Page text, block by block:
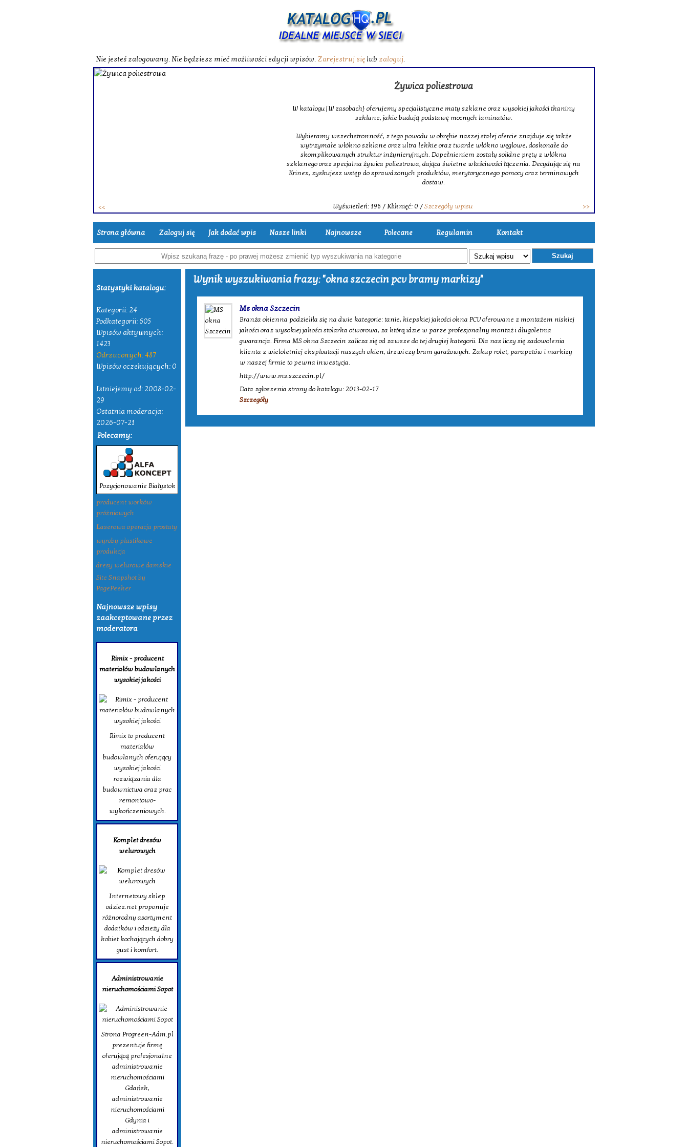
Nie jesteś zalogowany. Nie będziesz mieć możliwości edycji wpisów. Zarejestruj się lub zaloguj.
Żywica poliestrowa
W katalogu|W zasobach} oferujemy specjalistyczne maty szklane oraz wysokiej jakości tkaniny
szklane, jakie budują podstawę mocnych laminatów.
Wybieramy wszechstronność, z tego powodu w obrębie naszej stałej ofercie znajduje się także
wytrzymałe włókno szklane oraz ultra lekkie oraz twarde włókno węglowe, doskonałe do
skomplikowanych struktur inżynieryjnych. Dopełnieniem zostały solidne pręty z włókna
szklanego oraz specjalna żywica poliestrowa, dająca świetne właściwości łączenia. Decydując się na
Krinex, zyskujesz wstęp do sprawdzonych produktów, merytorycznego pomocy oraz terminowych
dostaw.
Wyświetleń: 196 / Kliknięć: 0 /Szczegóły wpisu
Strona główna Zaloguj się Jak dodać wpis Nasze linki Najnowsze Polecane Regulamin Kontakt
Szukaj
Statystyki katalogu:
Kategorii: 24
Podkategorii: 605
Wpisów aktywnych:
1423
Odrzuconych: 487
Wpisów oczekujących: 0
Istniejemy od: 2008-02-
29
Ostatnia moderacja:
2026-07-21
Polecamy:
Pozycjonowanie Białystok
producent worków
próżniowych
Laserowa operacja prostaty
wyroby plastikowe
produkcja
dresy welurowe damskie
Site Snapshot by
PagePeeker
Najnowsze wpisy
zaakceptowane przez
moderatora
Rimix - producent
materiałów budowlanych
wysokiej jakości
Rimix to producent
materiałów
budowlanych oferujący
wysokiej jakości
rozwiązania dla
budownictwa oraz prac
remontowo-
wykończeniowych.
Komplet dresów
welurowych
Internetowy sklep
odziez.net proponuje
różnorodny asortyment
dodatków i odzieży dla
kobiet kochających dobry
gust i komfort.
Administrowanie
nieruchomościami Sopot
Strona Progreen-Adm.pl
prezentuje firmę
oferującą profesjonalne
administrowanie
nieruchomościami
Gdańsk,
administrowanie
nieruchomościami
Gdynia i
administrowanie
nieruchomościami Sopot.
Wynik wyszukiwania frazy: "okna szczecin pcv bramy markizy"
Ms okna Szczecin
Branża okienna podzieliła się na dwie kategorie: tanie, kiepskiej jakości okna PCV oferowane z montażem niskiej
jakości oraz wysokiej jakości stolarka otworowa, za którą idzie w parze profesjonalny montaż i długoletnia
gwarancja. Firma MS okna Szczecin zalicza się od zawsze do tej drugiej kategorii. Dla nas liczy się zadowolenia
klienta z wieloletniej eksploatacji naszych okien, drzwi czy bram garażowych. Zakup rolet, parapetów i markizy
w naszej firmie to pewna inwestycja.
http://www.ms.szczecin.pl/
Data zgłoszenia strony do katalogu: 2013-02-17
Szczegóły